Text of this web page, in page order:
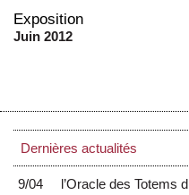
Exposition
Juin 2012
Dernières actualités
9/04 l’Oracle des Totems